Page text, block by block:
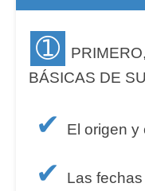
➀
BÁSICAS DE
✔ El origen y
✔
Las